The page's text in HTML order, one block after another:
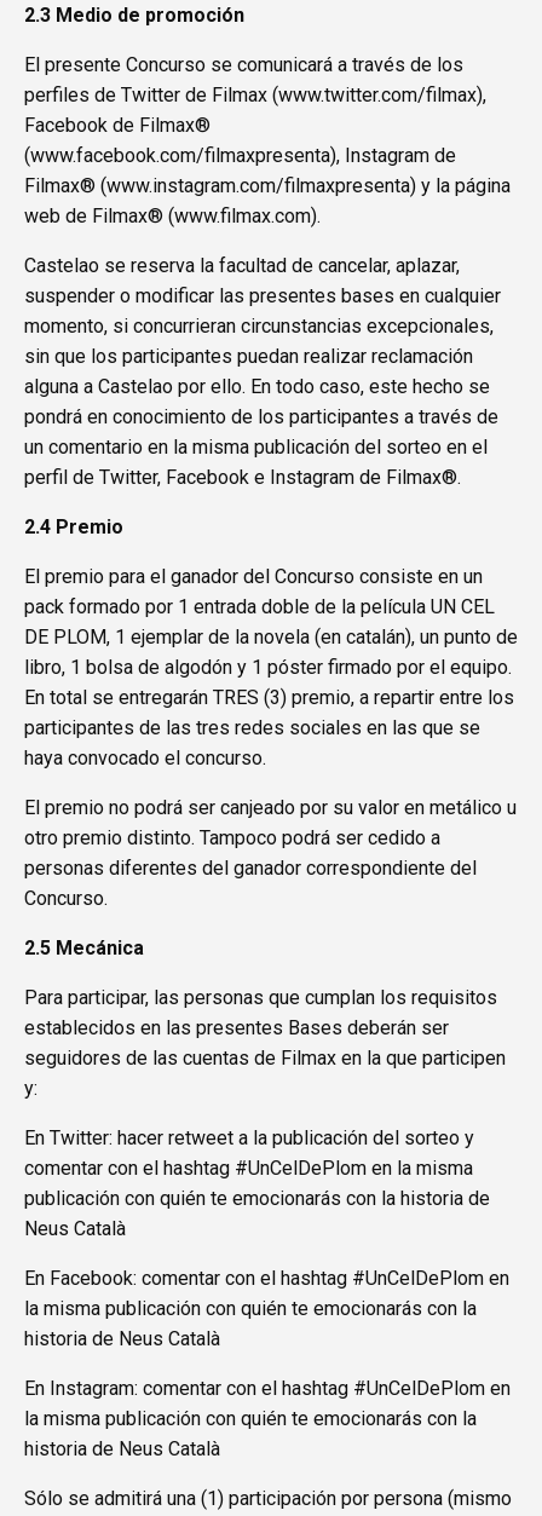
2.3 Medio de promoción
El presente Concurso se comunicará a través de los
perfiles de Twitter de Filmax (www.twitter.com/filmax),
Facebook de Filmax®
(www.facebook.com/filmaxpresenta), Instagram de
Filmax® (www.instagram.com/filmaxpresenta) y la página
web de Filmax® (www.filmax.com).
Castelao se reserva la facultad de cancelar, aplazar,
suspender o modificar las presentes bases en cualquier
momento, si concurrieran circunstancias excepcionales,
sin que los participantes puedan realizar reclamación
alguna a Castelao por ello. En todo caso, este hecho se
pondrá en conocimiento de los participantes a través de
un comentario en la misma publicación del sorteo en el
perfil de Twitter, Facebook e Instagram de Filmax®.
2.4 Premio
El premio para el ganador del Concurso consiste en un
pack formado por 1 entrada doble de la película UN CEL
DE PLOM, 1 ejemplar de la novela (en catalán), un punto de
libro, 1 bolsa de algodón y 1 póster firmado por el equipo.
En total se entregarán TRES (3) premio, a repartir entre los
participantes de las tres redes sociales en las que se
haya convocado el concurso.
El premio no podrá ser canjeado por su valor en metálico u
otro premio distinto. Tampoco podrá ser cedido a
personas diferentes del ganador correspondiente del
Concurso.
2.5 Mecánica
Para participar, las personas que cumplan los requisitos
establecidos en las presentes Bases deberán ser
seguidores de las cuentas de Filmax en la que participen
y:
En Twitter: hacer retweet a la publicación del sorteo y
comentar con el hashtag #UnCelDePlom en la misma
publicación con quién te emocionarás con la historia de
Neus Català
En Facebook: comentar con el hashtag #UnCelDePlom en
la misma publicación con quién te emocionarás con la
historia de Neus Català
En Instagram: comentar con el hashtag #UnCelDePlom en
la misma publicación con quién te emocionarás con la
historia de Neus Català
Sólo se admitirá una (1) participación por persona (mismo